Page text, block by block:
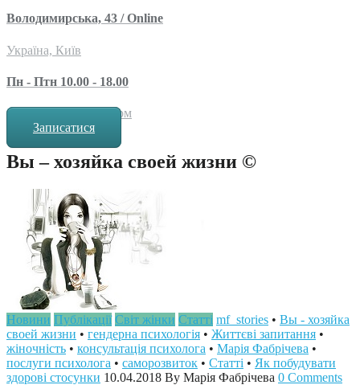
Володимирська, 43 / Online
Україна, Київ
Пн - Птн 10.00 - 18.00
за попереднім записом
Записатися
Вы – хозяйка своей жизни ©
Новини Публікації Світ жінки Статті mf_stories • Вы - хозяйка
своей жизни • гендерна психологія • Життєві запитання •
жіночність • консультація психолога • Марія Фабрічева •
послуги психолога • саморозвиток • Статті • Як побудувати
здорові стосунки 10.04.2018 By Марія Фабрічева 0 Comments